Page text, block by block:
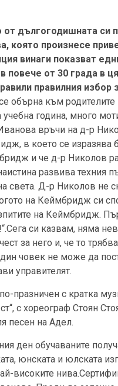
дългогодишната си
която произнесе
винаги показват
повече от 30 града в
правилния избор
обърна към родителите
година, много
връчи на д-р
в което се изразява
и че д-р Николов
развива техния
света. Д-р Николов не
на Кеймбридж си
на Кеймбридж.
си казвам, няма
за него и, че то
човек не може да
управителят.
празничен с кратка
с хореограф Стоян
песен на Адел.
ден обучаваните
юнската и юлската
високите